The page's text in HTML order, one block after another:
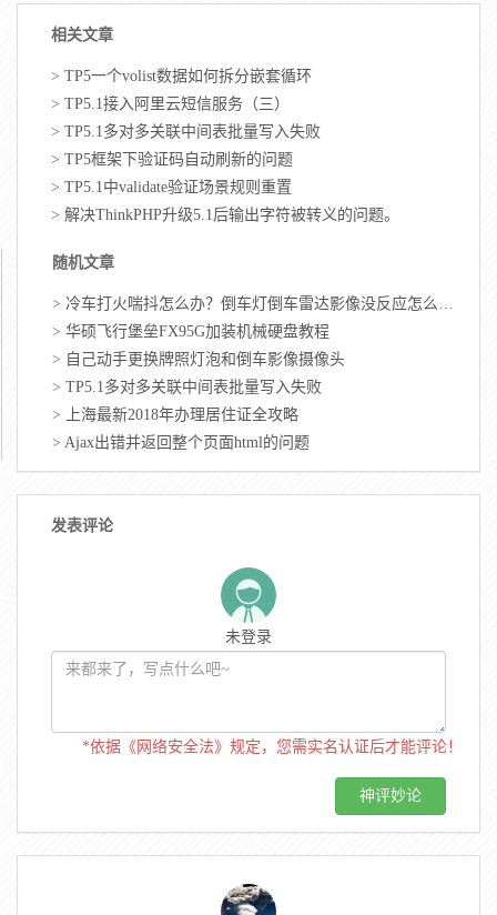
相关文章
> TP5一个volist数据如何拆分嵌套循环
> TP5.1接入阿里云短信服务（三）
> TP5.1多对多关联中间表批量写入失败
> TP5框架下验证码自动刷新的问题
> TP5.1中validate验证场景规则重置
> 解决ThinkPHP升级5.1后输出字符被转义的问题。
随机文章
> 冷车打火喘抖怎么办？倒车灯倒车雷达影像没反应怎么办？
> 华硕飞行堡垒FX95G加装机械硬盘教程
> 自己动手更换牌照灯泡和倒车影像摄像头
> TP5.1多对多关联中间表批量写入失败
>
上海最新2018年办理居住证全攻略
> Ajax出错并返回整个页面html的问题
发表评论
未登录
*依据《网络安全法》规定，您需实名认证后才能评论！